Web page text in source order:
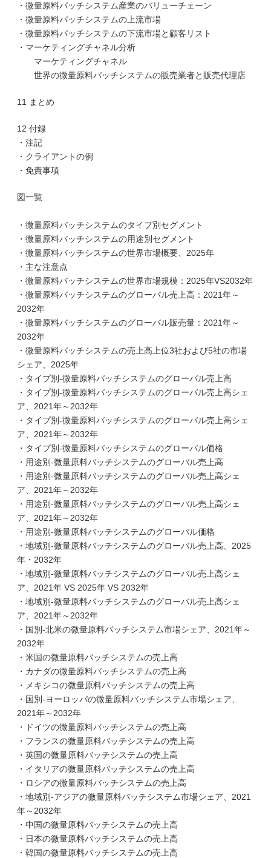
・微量原料バッチシステム産業のバリューチェーン
・微量原料バッチシステムの上流市場
・微量原料バッチシステムの下流市場と顧客リスト
・マーケティングチャネル分析
マーケティングチャネル
世界の微量原料バッチシステムの販売業者と販売代理店
11 まとめ
12 付録
・注記
・クライアントの例
・免責事項
図一覧
・微量原料バッチシステムのタイプ別セグメント
・微量原料バッチシステムの用途別セグメント
・微量原料バッチシステムの世界市場概要、2025年
・主な注意点
・微量原料バッチシステムの世界市場規模：2025年VS2032年
・微量原料バッチシステムのグローバル売上高：2021年～
2032年
・微量原料バッチシステムのグローバル販売量：2021年～
2032年
・微量原料バッチシステムの売上高上位3社および5社の市場
シェア、2025年
・タイプ別-微量原料バッチシステムのグローバル売上高
・タイプ別-微量原料バッチシステムのグローバル売上高シェ
ア、2021年～2032年
・タイプ別-微量原料バッチシステムのグローバル売上高シェ
ア、2021年～2032年
・タイプ別-微量原料バッチシステムのグローバル価格
・用途別-微量原料バッチシステムのグローバル売上高
・用途別-微量原料バッチシステムのグローバル売上高シェ
ア、2021年～2032年
・用途別-微量原料バッチシステムのグローバル売上高シェ
ア、2021年～2032年
・用途別-微量原料バッチシステムのグローバル価格
・地域別-微量原料バッチシステムのグローバル売上高、2025
年・2032年
・地域別-微量原料バッチシステムのグローバル売上高シェ
ア、2021年 VS 2025年 VS 2032年
・地域別-微量原料バッチシステムのグローバル売上高シェ
ア、2021年～2032年
・国別-北米の微量原料バッチシステム市場シェア、2021年～
2032年
・米国の微量原料バッチシステムの売上高
・カナダの微量原料バッチシステムの売上高
・メキシコの微量原料バッチシステムの売上高
・国別-ヨーロッパの微量原料バッチシステム市場シェア、
2021年～2032年
・ドイツの微量原料バッチシステムの売上高
・フランスの微量原料バッチシステムの売上高
・英国の微量原料バッチシステムの売上高
・イタリアの微量原料バッチシステムの売上高
・ロシアの微量原料バッチシステムの売上高
・地域別-アジアの微量原料バッチシステム市場シェア、2021
年～2032年
・中国の微量原料バッチシステムの売上高
・日本の微量原料バッチシステムの売上高
・韓国の微量原料バッチシステムの売上高